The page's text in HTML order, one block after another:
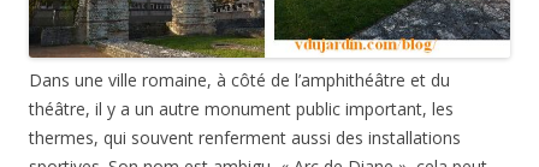
Dans une ville romaine, à côté de l’amphithéâtre et du
théâtre, il y a un autre monument public important, les
thermes, qui souvent renferment aussi des installations